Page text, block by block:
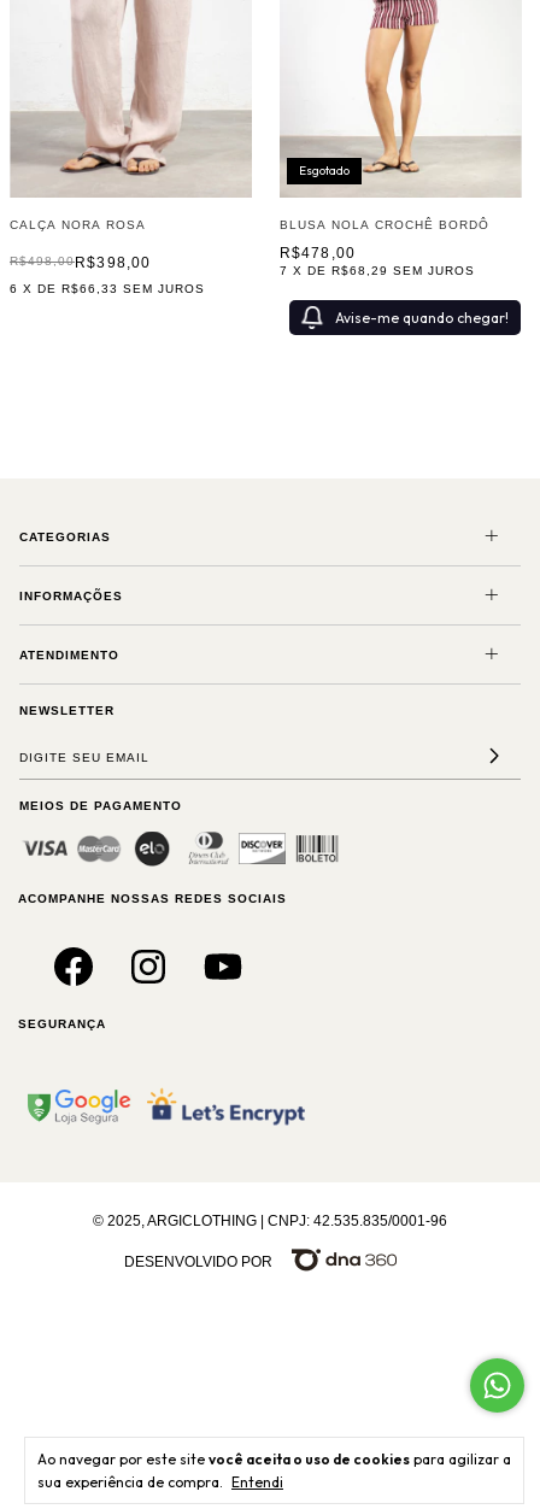
Ao navegar por este site você aceita o uso de cookies para agilizar a
sua experiência de compra. Entendi
CALÇA NORA ROSA
R$398,00
R$498,00
6 X DE R$66,33 SEM JUROS
Esgotado
BLUSA NOLA CROCHÊ BORDÔ
R$478,00
7 X DE R$68,29 SEM JUROS
Avise-me quando chegar!
CATEGORIAS
INFORMAÇÕES
ATENDIMENTO
NEWSLETTER
MEIOS DE PAGAMENTO
ACOMPANHE NOSSAS REDES SOCIAIS
SEGURANÇA
© 2025, ARGICLOTHING | CNPJ: 42.535.835/0001-96
DESENVOLVIDO POR